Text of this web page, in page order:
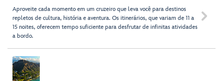
Aproveite cada momento em um cruzeiro que leva você para destinos
repletos de cultura, história e aventura. Os itinerários, que variam de 11 a
15 noites, oferecem tempo suficiente para desfrutar de infinitas atividades
a bordo.
